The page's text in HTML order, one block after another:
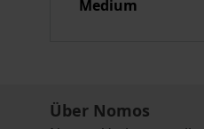
Medium
Über Nomos